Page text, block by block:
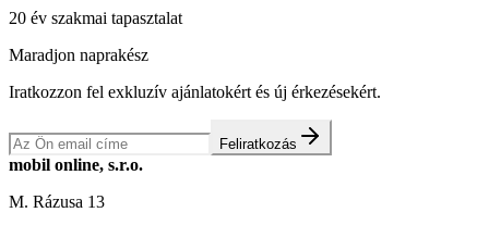
20 év szakmai tapasztalat
Maradjon naprakész
Iratkozzon fel exkluzív ajánlatokért és új érkezésekért.
Feliratkozás
mobil online, s.r.o.
M. Rázusa 13